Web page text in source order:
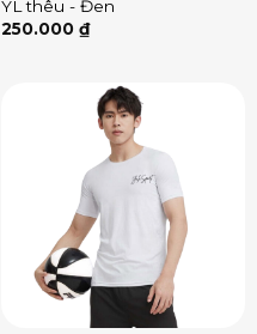
YL thêu - Đen
250.000 ₫